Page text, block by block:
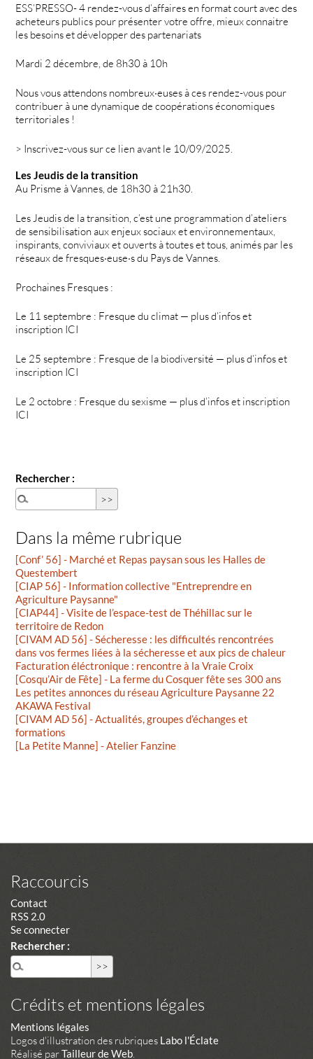
ESS’PRESSO- 4 rendez-vous d’affaires en format court avec des
acheteurs publics pour présenter votre offre, mieux connaitre
les besoins et développer des partenariats
Mardi 2 décembre, de 8h30 à 10h
Nous vous attendons nombreux·euses à ces rendez-vous pour
contribuer à une dynamique de coopérations économiques
territoriales !
> Inscrivez-vous sur ce lien avant le 10/09/2025.
Les Jeudis de la transition
Au Prisme à Vannes, de 18h30 à 21h30.
Les Jeudis de la transition, c’est une programmation d’ateliers
de sensibilisation aux enjeux sociaux et environnementaux,
inspirants, conviviaux et ouverts à toutes et tous, animés par les
réseaux de fresques·euse·s du Pays de Vannes.
Prochaines Fresques :
Le 11 septembre : Fresque du climat — plus d’infos et
inscription ICI
Le 25 septembre : Fresque de la biodiversité — plus d’infos et
inscription ICI
Le 2 octobre : Fresque du sexisme — plus d’infos et inscription
ICI
Rechercher :
Dans la même rubrique
[Conf’ 56] - Marché et Repas paysan sous les Halles de
Questembert
[CIAP 56] - Information collective "Entreprendre en
Agriculture Paysanne"
[CIAP44] - Visite de l’espace-test de Théhillac sur le
territoire de Redon
[CIVAM AD 56] - Sécheresse : les difficultés rencontrées
dans vos fermes liées à la sécheresse et aux pics de chaleur
Facturation éléctronique : rencontre à la Vraie Croix
[Cosqu’Air de Fête] - La ferme du Cosquer fête ses 300 ans
Les petites annonces du réseau Agriculture Paysanne 22
AKAWA Festival
[CIVAM AD 56] - Actualités, groupes d’échanges et
formations
[La Petite Manne] - Atelier Fanzine
Raccourcis
Contact
RSS 2.0
Se connecter
Rechercher :
Crédits et mentions légales
Mentions légales
Logos d'illustration des rubriques Labo l'Éclate
Réalisé parTailleur de Web